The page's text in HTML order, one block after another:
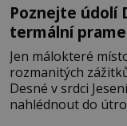
Poznejte údolí
termální
Jen málokteré
rozmanitých
Desné v srdci
nahlédnout do